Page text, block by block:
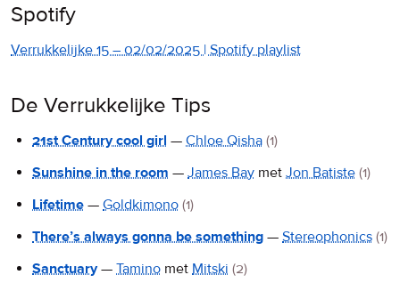
Spotify
Verrukkelijke 15 – 02/02/2025 | Spotify playlist
De Verrukkelijke Tips
21st Century cool girl — Chloe Qisha (1)
Sunshine in the room — James Bay met Jon Batiste (1)
Lifetime — Goldkimono (1)
There’s always gonna be something — Stereophonics (1)
Sanctuary— Tamino met Mitski (2)